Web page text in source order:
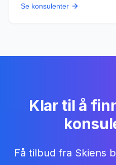
Se konsulenter
Klar til å
Få tilbud fra Skiens